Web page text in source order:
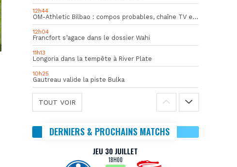
12h44
OM-Athletic Bilbao : compos probables, chaîne TV et heure du match
12h04
Francfort s’agace dans le dossier Wahi
11h13
Longoria dans la tempête à River Plate
10h25
Gautreau valide la piste Bulka
TOUT VOIR
DERNIERS & PROCHAINS MATCHS
JEU 30 JUILLET
18H00